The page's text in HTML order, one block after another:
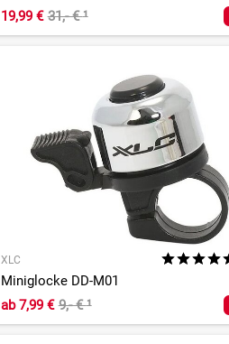
19,99 € 31,- €¹
XLC
Miniglocke DD-M01
ab7,99 € 9,- €¹